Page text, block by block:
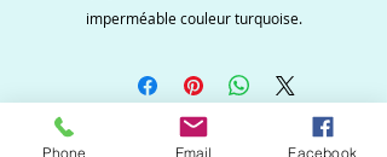
imperméable couleur turquoise.
Phone Email Facebook